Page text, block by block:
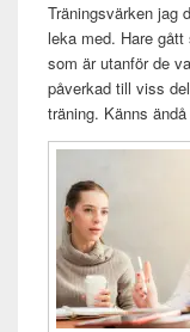
Träningsvärken jag
leka med. Hare
som är utanför de
påverkad till viss
träning. Känns